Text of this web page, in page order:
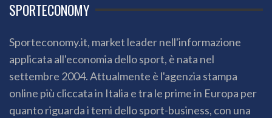
SPORTECONOMY
Sporteconomy.it, market leader nell'informazione
applicata all'economia dello sport, è nata nel
settembre 2004. Attualmente è l'agenzia stampa
online più cliccata in Italia e tra le prime in Europa per
quanto riguarda i temi dello sport-business, con una